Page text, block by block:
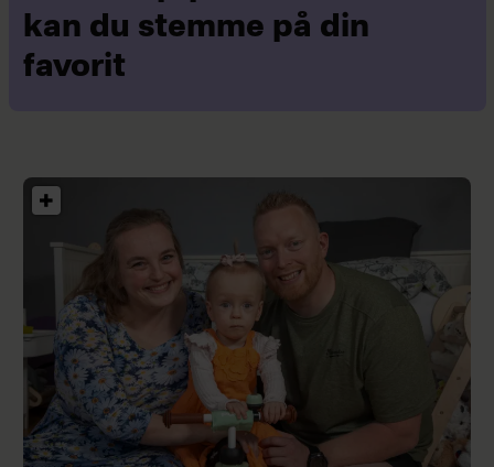
kan du stemme på din
favorit